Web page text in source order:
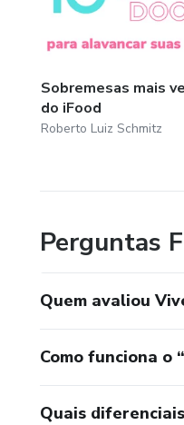
Sobremesas mais
do iFood
Roberto Luiz Schmitz
Perguntas
Quem avaliou
Como funciona o
Quais